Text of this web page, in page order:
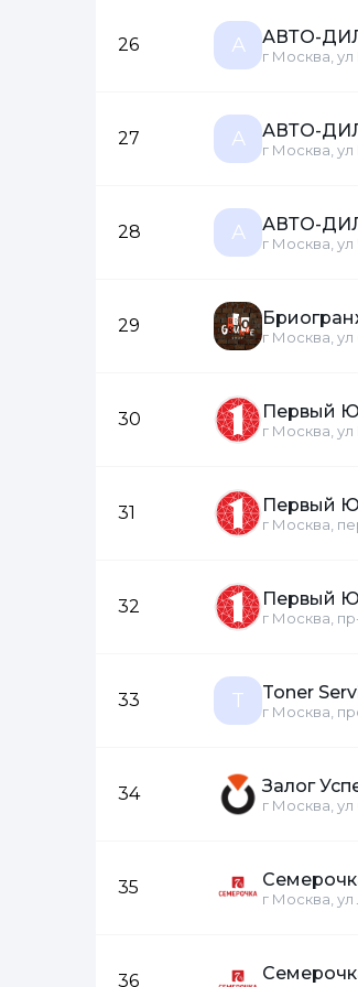
26 А АВТО-
г Москва, ул
27 А АВТО-
г Москва, ул
28 А АВТО-
г Москва, ул
29
г Москва, ул
30 Первый
г Москва, ул
31 Первый
г Москва,
32 Первый
г Москва,
33 T Toner
г Москва,
34 Залог
г Москва, ул
35
г Москва, ул
36